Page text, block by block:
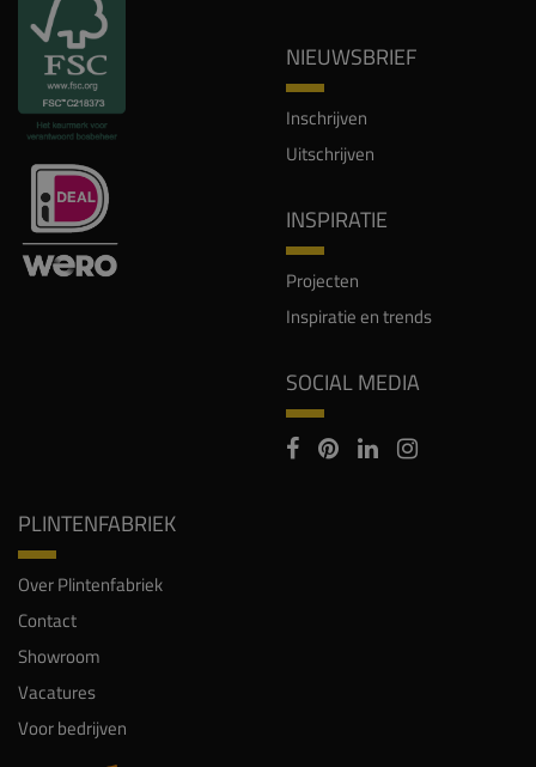
NIEUWSBRIEF
Inschrijven
Uitschrijven
INSPIRATIE
Projecten
Inspiratie en trends
SOCIAL MEDIA
PLINTENFABRIEK
Over Plintenfabriek
Contact
Showroom
Vacatures
Voor bedrijven